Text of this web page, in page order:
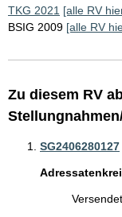
TKG 2021 [alle RV
BSIG 2009 [alle RV
Zu diesem RV
SG2406280127